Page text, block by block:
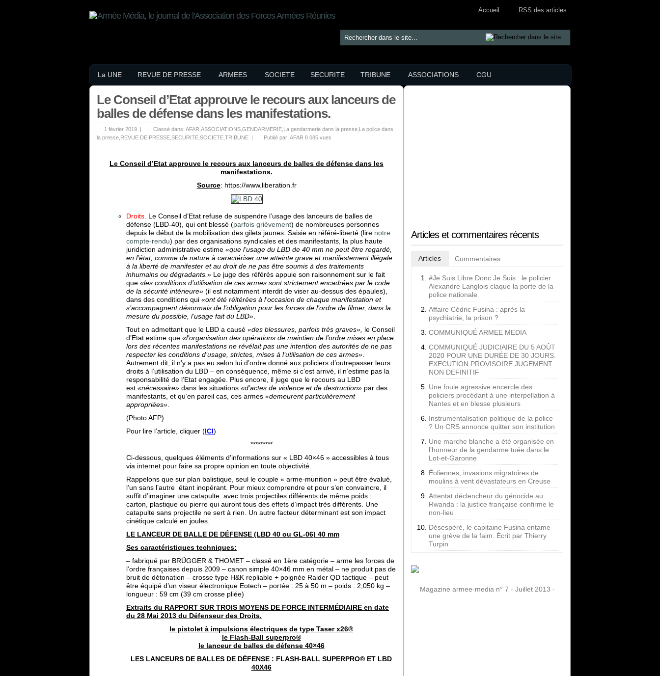
Accueil RSS des articles
La UNE REVUE DE PRESSE ARMEES SOCIETE SECURITE TRIBUNE ASSOCIATIONS CGU
Le Conseil d’Etat approuve le recours aux lanceurs de
balles de défense dans les manifestations.
1 février 2019 | Classé dans: AFAR ASSOCIATIONS GENDARMERIE La gendarmerie dans la presse La police dans
la presse REVUE DE PRESSE SECURITE SOCIETE TRIBUNE | Publié par: AFAR 8 085 vues
Le Conseil d’Etat approuve le recours aux lanceurs de balles de défense dans les
manifestations.
Source: https://www.liberation.fr
Droits . Le Conseil d’Etat refuse de suspendre l’usage des lanceurs de balles de
défense (LBD-40), qui ont blessé (parfois grièvement) de nombreuses personnes
depuis le début de la mobilisation des gilets jaunes. Saisie en référé-liberté (lire notre
compte-rendu) par des organisations syndicales et des manifestants, la plus haute
juridiction administrative estime «que l’usage du LBD de 40 mm ne peut être regardé,
en l’état, comme de nature à caractériser une atteinte grave et manifestement illégale
à la liberté de manifester et au droit de ne pas être soumis à des traitements
inhumains ou dégradants.» Le juge des référés appuie son raisonnement sur le fait
que «les conditions d’utilisation de ces armes sont strictement encadrées par le code
de la sécurité intérieure» (il est notamment interdit de viser au-dessus des épaules),
dans des conditions qui «ont été réitérées à l’occasion de chaque manifestation et
s’accompagnent désormais de l’obligation pour les forces de l’ordre de filmer, dans la
mesure du possible, l’usage fait du LBD»
Tout en admettant que le LBD a causé «des blessures, parfois très graves», le Conseil
d’Etat estime que «l’organisation des opérations de maintien de l’ordre mises en place
lors des récentes manifestations ne révélait pas une intention des autorités de ne pas
respecter les conditions d’usage, strictes, mises à l’utilisation de ces armes»
Autrement dit, il n’y a pas eu selon lui d’ordre donné aux policiers d’outrepasser leurs
droits à l’utilisation du LBD – en conséquence, même si c’est arrivé, il n’estime pas la
responsabilité de l’Etat engagée. Plus encore, il juge que le recours au LBD
est «nécessaire» dans les situations «d’actes de violence et de destruction» par des
manifestants, et qu’en pareil cas, ces armes «demeurent particulièrement
appropriées»
(Photo AFP)
Pour lire l’article, cliquer (ICI)
*********
Ci-dessous, quelques éléments d’informations sur « LBD 40×46 » accessibles à tous
via internet pour faire sa propre opinion en toute objectivité.
Rappelons que sur plan balistique, seul le couple « arme-munition » peut être évalué,
l’un sans l’autre étant inopérant. Pour mieux comprendre et pour s’en convaincre, il
suffit d’imaginer une catapulte avec trois projectiles différents de même poids :
carton, plastique ou pierre qui auront tous des effets d’impact très différents. Une
catapulte sans projectile ne sert à rien. Un autre facteur déterminant est son impact
cinétique calculé en joules.
LE LANCEUR DE BALLE DE DÉFENSE (LBD 40 ou GL-06) 40 mm
Ses caractéristiques techniques:
– fabriqué par BRÜGGER & THOMET – classé en 1ère catégorie – arme les forces de
l’ordre françaises depuis 2009 – canon simple 40×46 mm en métal – ne produit pas de
bruit de détonation – crosse type H&K repliable + poignée Raider QD tactique – peut
être équipé d’un viseur électronique Eotech – portée : 25 à 50 m – poids : 2,050 kg –
longueur : 59 cm (39 cm crosse pliée)
Extraits du RAPPORT SUR TROIS MOYENS DE FORCE INTERMÉDIAIRE en date
du 28 Mai 2013 du Défenseur des Droits.
le pistolet à impulsions électriques de type Taser x26®
le Flash-Ball superpro®
le lanceur de balles de défense 40×46
LES LANCEURS DE BALLES DE DÉFENSE : FLASH-BALL SUPERPRO® ET LBD
40X46
Articles et commentaires récents
Articles Commentaires
#Je Suis Libre Donc Je Suis : le policier
Alexandre Langlois claque la porte de la
police nationale
Affaire Cédric Fusina : après la
psychiatrie, la prison ?
COMMUNIQUÉ ARMEE MEDIA
COMMUNIQUÉ JUDICIAIRE DU 5 AOÛT
2020 POUR UNE DURÉE DE 30 JOURS.
EXECUTION PROVISOIRE JUGEMENT
NON DEFINITIF
Une foule agressive encercle des
policiers procédant à une interpellation à
Nantes et en blesse plusieurs
Instrumentalisation politique de la police
? Un CRS annonce quitter son institution
Une marche blanche a été organisée en
l’honneur de la gendarme tuée dans le
Lot-et-Garonne
Éoliennes, invasions migratoires de
moulins à vent dévastateurs en Creuse
Attentat déclencheur du génocide au
Rwanda : la justice française confirme le
non-lieu
Désespéré, le capitaine Fusina entame
une grève de la faim. Écrit par Thierry
Turpin
Magazine armee-media n° 7 - Juillet 2013 -